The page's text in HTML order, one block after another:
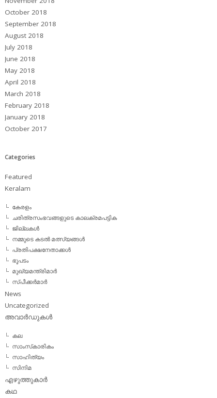
October 2018
September 2018
August 2018
July 2018
June 2018
May 2018
April 2018
March 2018
February 2018
January 2018
October 2017
Categories
Featured
Keralam
കേരളം
ചരിത്രസംഭവങ്ങളുടെ കാലക്രമപട്ടിക
ജില്ലകള്‍
നമ്മുടെ കടല്‍ മത്സ്യങ്ങള്‍
പ്രതിപക്ഷനേതാക്കള്‍
ഭൂപടം
മുഖ്യമന്ത്രിമാര്‍
സ്പീക്കര്‍മാര്‍
News
Uncategorized
അവാര്‍ഡുകള്‍
കല
സാംസ്‌കാരികം
സാഹിത്യം
സിനിമ
എഴുത്തുകാര്‍
കഥ